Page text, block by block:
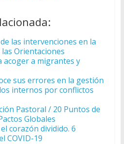
las intervenciones en la
Orientaciones
acoger a migrantes y
sus errores en la gestión
internos por conflictos
Pastoral / 20 Puntos de
Globales
corazón dividido. 6
COVID-19